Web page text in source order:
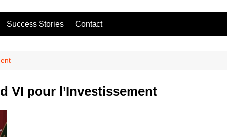
Success Stories Contact
VI pour l’Investissement